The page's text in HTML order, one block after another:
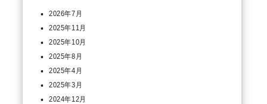
2026年7月
2025年11月
2025年10月
2025年8月
2025年4月
2025年3月
2024年12月